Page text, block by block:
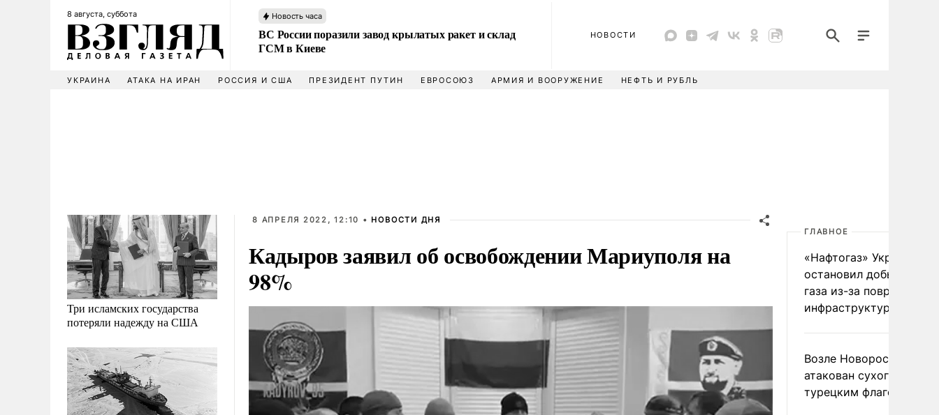
8 августа, суббота Новость часа
ВС России поразили завод крылатых ракет и склад
ГСМ в Киеве
НОВОСТИ
УКРАИНА АТАКА НА ИРАН РОССИЯ И США ПРЕЗИДЕНТ ПУТИН ЕВРОСОЮЗ АРМИЯ И ВООРУЖЕНИЕ НЕФТЬ И РУБЛЬ
Три исламских государства
потеряли надежду на США
8 АПРЕЛЯ 2022, 12:10 • НОВОСТИ ДНЯ
Кадыров заявил об освобождении Мариуполя на
98%
ГЛАВНОЕ
«Нафтогаз» Украины
остановил добычу
газа из-за повреждения
инфраструктуры
Возле Новороссийска
атакован сухогруз под
турецким флагом